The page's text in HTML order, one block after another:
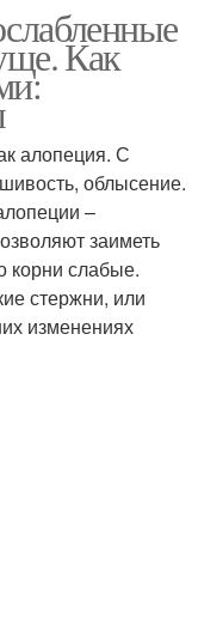
маска
маска
с авокадо
Как
алопеция. С
облысение.
–
заиметь
корни слабые.
стержни, или
изменениях